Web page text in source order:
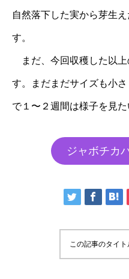
自然落下した実から芽生
す。
まだ、今回収穫した以上
す。まだまだサイズも小
で１〜２週間は様子を見た
ジャボチカ
この記事のタイ